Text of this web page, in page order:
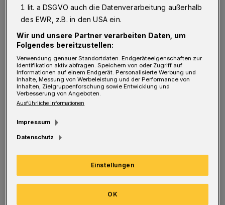
fällt Ihre Bilanz aus?
Neururer:„Ich bin ja ehrlich, und deshalb
muss ich sagen: Sie fällt schlecht aus.
Vielleicht habe ich da einen Fehler gemacht.“
Rundschau: Inwiefern?
Neururer: „Ich habe einen Sportverein
gesucht, bei dem eine Zusammenarbeit gut ist
Wuppertaler SV gekommen, auch weil ich hier
als Spieler des VfB Remscheid oft die
1 lit. a DSGVO auch die Datenverarbeitung außerhalb
des EWR, z.B. in den USA ein.
Wir und unsere Partner verarbeiten Daten, um
Folgendes bereitzustellen:
Verwendung genauer Standortdaten. Endgeräteeigenschaften zur
Identifikation aktiv abfragen. Speichern von oder Zugriff auf
Informationen auf einem Endgerät. Personalisierte Werbung und
Inhalte, Messung von Werbeleistung und der Performance von
Inhalten, Zielgruppenforschung sowie Entwicklung und
Verbesserung von Angeboten.
Ausführliche Informationen
Impressum
Datenschutz
Einstellungen
OK